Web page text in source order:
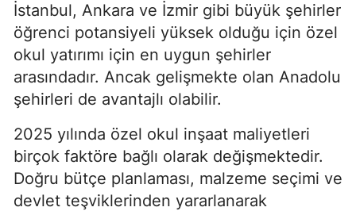
İstanbul, Ankara ve İzmir gibi büyük şehirler
öğrenci potansiyeli yüksek olduğu için özel
okul yatırımı için en uygun şehirler
arasındadır. Ancak gelişmekte olan Anadolu
şehirleri de avantajlı olabilir.
2025 yılında özel okul inşaat maliyetleri
birçok faktöre bağlı olarak değişmektedir.
Doğru bütçe planlaması, malzeme seçimi ve
devlet teşviklerinden yararlanarak